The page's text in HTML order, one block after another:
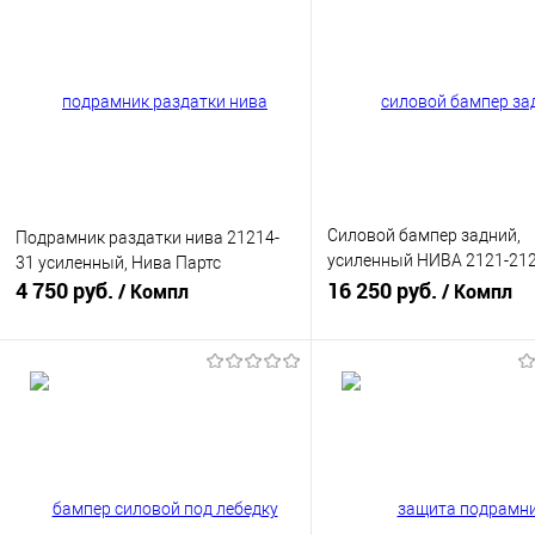
Подрамник раздатки нива 21214-
31 усиленный, Нива Партс
4 750 руб. / Компл
Силовой бампер задний,
усиленный НИВА 2121-
проушинами и
16 250 руб. / Компл